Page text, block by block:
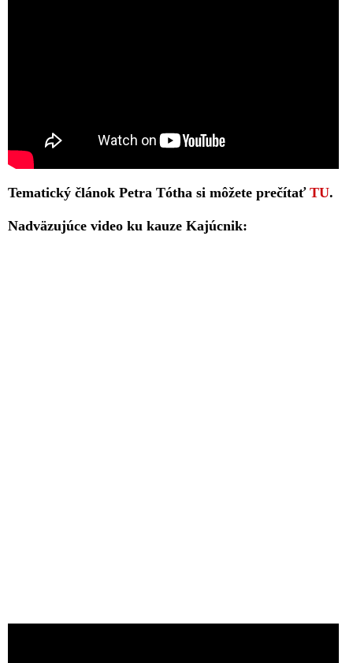
Tematický článok Petra Tótha si môžete prečítať TU.
Nadväzujúce video ku kauze Kajúcnik: